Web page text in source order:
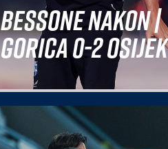
Bessone nakon |
Gorica 0-2 Osijek